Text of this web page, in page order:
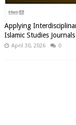
Applying
Islamic Studies
April 30, 2026 0